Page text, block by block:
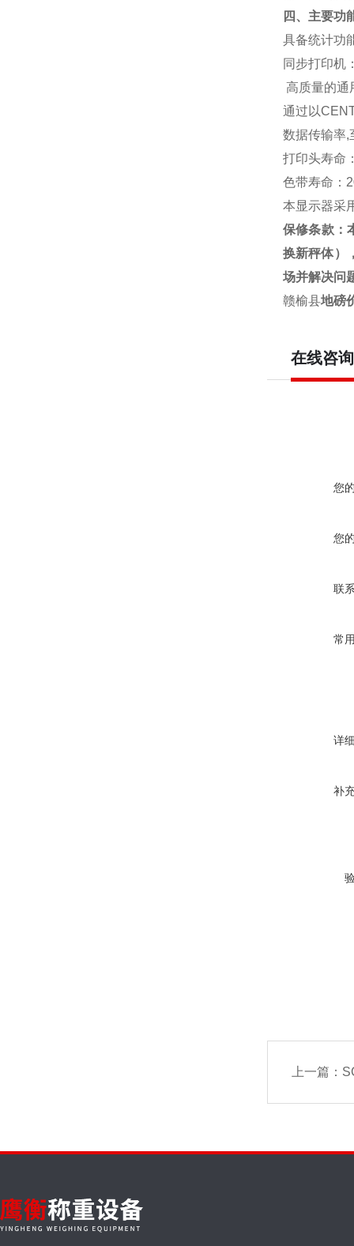
四、主要功
具备统计功
同步打印机
高质量的通
通过以
数据传输率,
打印头寿命
色带寿命：
本显示器采
保修条款：
换新秤体）
场并解决问
赣榆县地磅
在线咨询
您
您
联
常
详
补
上一篇：